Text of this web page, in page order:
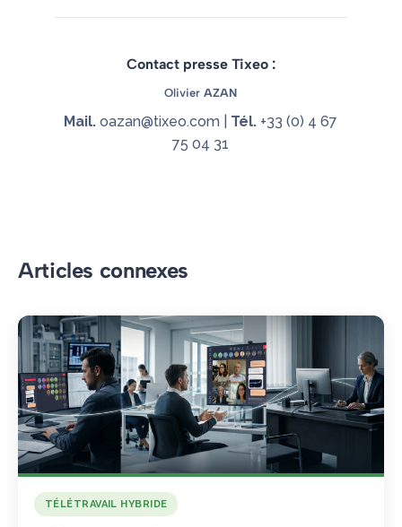
Contact presse Tixeo :
OlivierAZAN
Mail. oazan@tixeo.com Tél. +33 (0) 4 67
75 04 31
Articles connexes
TÉLÉTRAVAIL HYBRIDE